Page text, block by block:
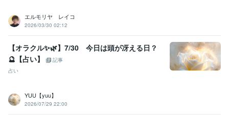
エルモリヤ レイコ
2026/03/30 02:12
【オラクル‪✨️🌿】7/30 今日は頭が冴える日？
🔮【占い】
記事
占い
YUU【yuu】
2026/07/29 22:00